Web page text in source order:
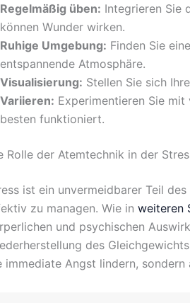
Regelmäßig üben: Integrieren Sie
können Wunder wirken.
Ruhige Umgebung: Finden Sie
entspannende Atmosphäre.
Visualisierung: Stellen Sie sich
Variieren: Experimentieren Sie mit
besten funktioniert.
Rolle der Atemtechnik in der
ist ein unvermeidbarer Teil
zu managen. Wie in weiteren
und psychischen
des
immediate Angst lindern,